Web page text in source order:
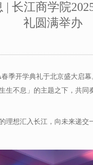
| 长江商学院
礼圆满举办
季开学典礼于北京盛大启
生不息」的主题之下，共同
理想汇入长江，向未来递交